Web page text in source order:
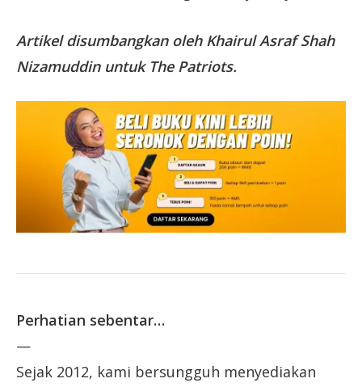
Artikel disumbangkan oleh Khairul Asraf Shah
Nizamuddin untuk The Patriots.
Perhatian sebentar…
—
Sejak 2012, kami bersungguh menyediakan